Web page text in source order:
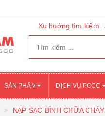
Xu hướng tìm kiếm
SẢN PHẨM DỊCH VỤ PCCC
NẠP SẠC BÌNH CHỮA